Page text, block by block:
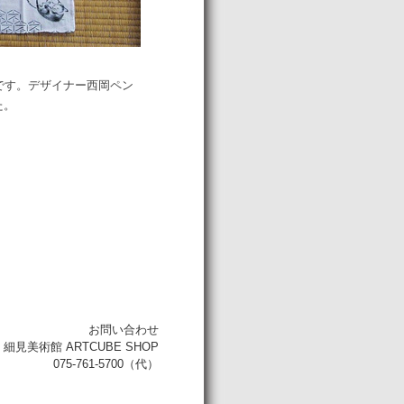
。デザイナー西岡ペン
お問い合わせ
細見美術館 ARTCUBE SHOP
075-761-5700（代）